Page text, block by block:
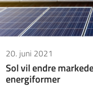
20. juni 2021
Sol vil endre
energiformer